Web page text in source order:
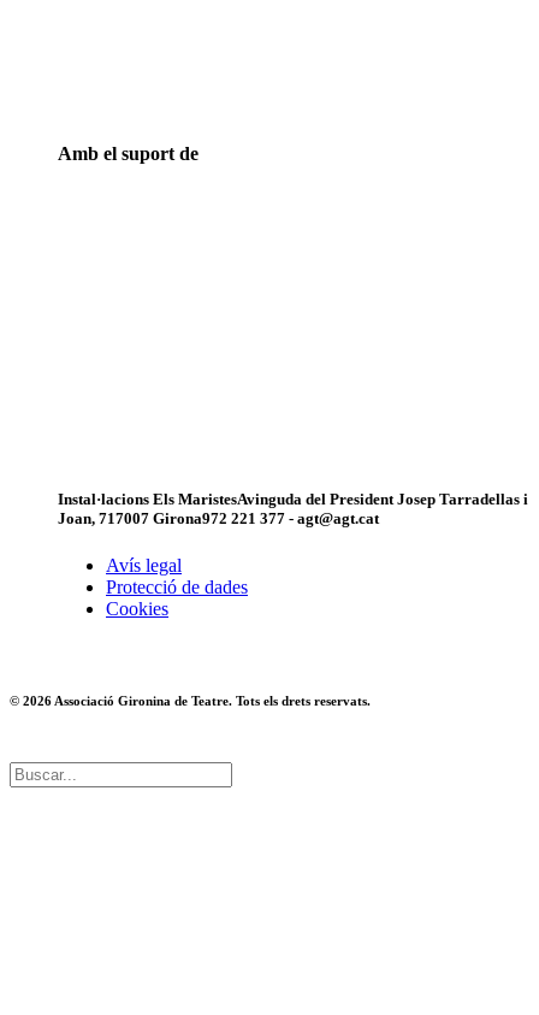
Amb el suport de
Instal·lacions Els MaristesAvinguda del President Josep Tarradellas i
Joan, 717007 Girona972 221 377 - agt@agt.cat
Avís legal
Protecció de dades
Cookies
© 2026 Associació Gironina de Teatre. Tots els drets reservats.